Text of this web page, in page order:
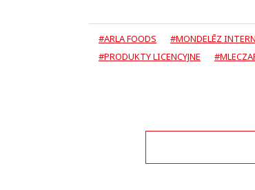
#ARLA FOODS #MONDELĒZ
#PRODUKTY LICENCYJNE